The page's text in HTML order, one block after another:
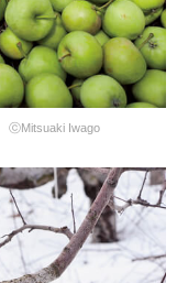
ⓒMitsuaki Iwago